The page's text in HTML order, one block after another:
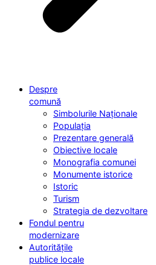
Despre
comună
Simbolurile Naționale
Populația
Prezentare generală
Obiective locale
Monografia comunei
Monumente istorice
Istoric
Turism
Strategia de dezvoltare
Fondul pentru
modernizare
Autoritățile
publice locale